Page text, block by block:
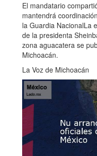
El mandatario
mantendrá
la Guardia NacionalLa
de la presidenta
zona aguacatera se
Michoacán.
La Voz de Michoacán